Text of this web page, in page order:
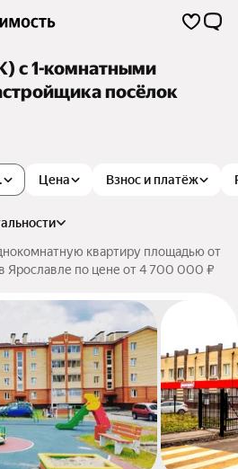
с 1-комнатными
посёлок
Цена Взнос и платёж
квартиру площадью от
Ярославле по цене от 4 700 000 ₽